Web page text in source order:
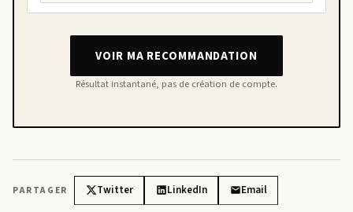
VOIR MA RECOMMANDATION
Résultat instantané, pas de création de compte.
PARTAGER Twitter LinkedIn Email